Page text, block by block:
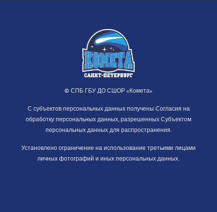
© СПБ ГБУ ДО СШОР «Комета»
С субъектов персональных данных получены Согласия на
обработку персональных данных, разрешенных Субъектом
персональных данных для распространения.
Установлено ограничение на использование третьими лицами
личных фотографий и иных персональных данных.